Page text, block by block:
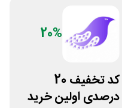
20%
کد تخفیف 20
درصدی اولین خرید